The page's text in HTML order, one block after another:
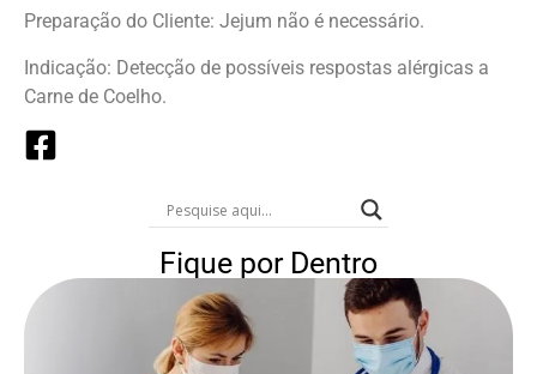
Preparação do Cliente: Jejum não é necessário.
Indicação: Detecção de possíveis respostas alérgicas a
Carne de Coelho.
Fique por Dentro